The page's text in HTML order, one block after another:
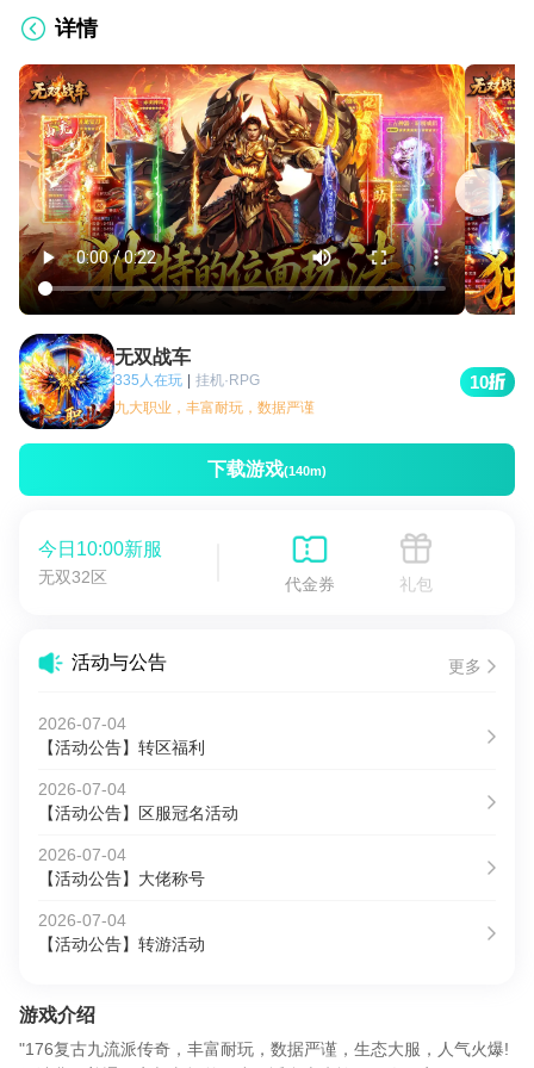
详情
无双战车
335人在玩 | 挂机·RPG
九大职业，丰富耐玩，数据严谨
10
下载游戏(140m)
今日10:00新服
无双32区 代金券 礼包
活动与公告 更多
2026-07-04
【活动公告】转区福利
2026-07-04
【活动公告】区服冠名活动
2026-07-04
【活动公告】大佬称号
2026-07-04
【活动公告】转游活动
游戏介绍
"176复古九流派传奇，丰富耐玩，数据严谨，生态大服，人气火爆!